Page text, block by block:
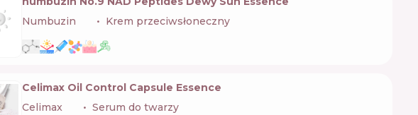
Numbuzin
Krem przeciwsłoneczny
Celimax Oil Control Capsule Essence
Celimax
Serum do twarzy